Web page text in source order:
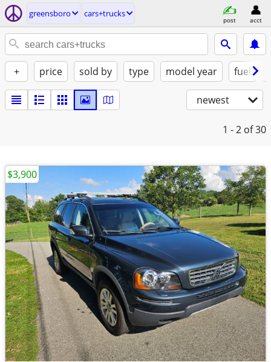
greensboro cars+trucks
post acct
+ price sold by type model year fuel
newest
1 - 2 of 30
$3,900